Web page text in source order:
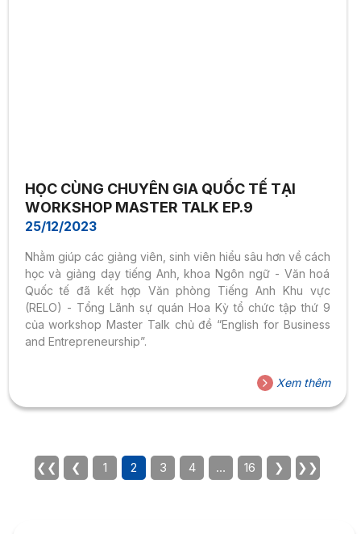
HỌC CÙNG CHUYÊN GIA QUỐC TẾ TẠI
WORKSHOP MASTER TALK EP.9
25/12/2023
Nhằm giúp các giảng viên, sinh viên hiểu sâu hơn về cách
học và giảng dạy tiếng Anh, khoa Ngôn ngữ - Văn hoá
Quốc tế đã kết hợp Văn phòng Tiếng Anh Khu vực
(RELO) - Tổng Lãnh sự quán Hoa Kỳ tổ chức tập thứ 9
của workshop Master Talk chủ đề “English for Business
and Entrepreneurship”.
Xem thêm
❮❮ ❮ 1 2 3 4 … 16 ❯ ❯❯